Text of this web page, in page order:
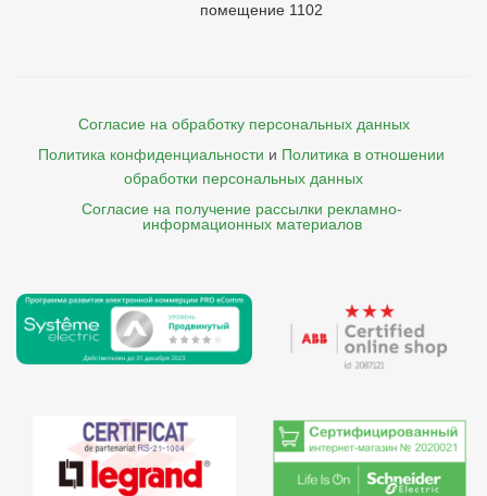
помещение 1102
Согласие на обработку персональных данных
Политика конфиденциальности и Политика в отношении
обработки персональных данных
Согласие на получение рассылки рекламно-
    информационных материалов